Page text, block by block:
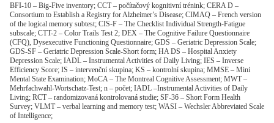
BFI-10 – Big-Five inventory; CCT – počítačový kognitivní trénink; CERA D –
Consortium to Establish a Registry for Alzheimer’s Disease; CIMAQ – French version
of the logical memory subtest; CIS-F – The Checklist Individual Strength-Fatigue
subscale; CTT-2 – Color Trails Test 2; DEX – The Cognitive Failure Questionnaire
(CFQ), Dysexecutive Functioning Questionnaire; GDS – Geriatric Depression Scale;
GDS-SF – Geriatric Depression Scale-Short form; HA DS – Hospital Anxiety
Depression Scale; IADL – Instrumental Activities of Daily Living; IES – Inverse
Efficiency Score; IS – intervenční skupina; KS – kontrolní skupina; MMSE – Mini
Mental State Examination; MoCA – The Montreal Cognitive Assessment; MWT –
Mehrfachwahl-Wortschatz-Test; n – počet; IADL –Instrumental Activities of Daily
Living; RCT – randomizovaná kontrolovaná studie; SF-36 – Short Form Health
Survey; VLMT – verbal learning and memory test; WASI – Wechsler Abbreviated Scale
of Intelligence;